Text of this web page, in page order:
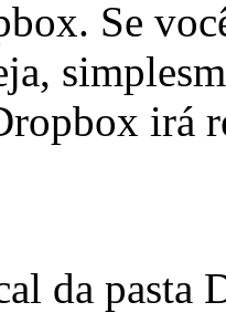
Se
irá
da pasta